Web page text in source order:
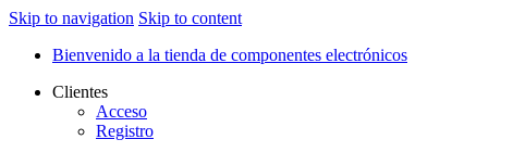
Skip to navigation Skip to content
Bienvenido a la tienda de componentes electrónicos
Clientes
Acceso
Registro